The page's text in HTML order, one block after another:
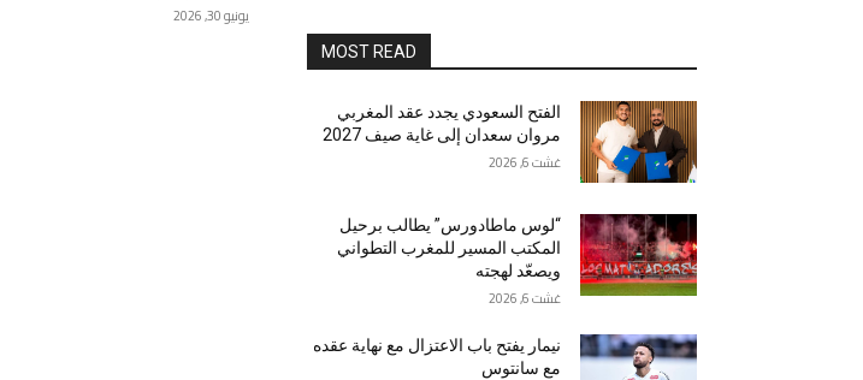
يونيو 30, 2026
MOST READ
الفتح السعودي يجدد عقد المغربي
مروان سعدان إلى غاية صيف 2027
غشت 6, 2026
“لوس ماطادورس” يطالب برحيل
المكتب المسير للمغرب التطواني
ويصعّد لهجته
غشت 6, 2026
نيمار يفتح باب الاعتزال مع نهاية عقده
مع سانتوس